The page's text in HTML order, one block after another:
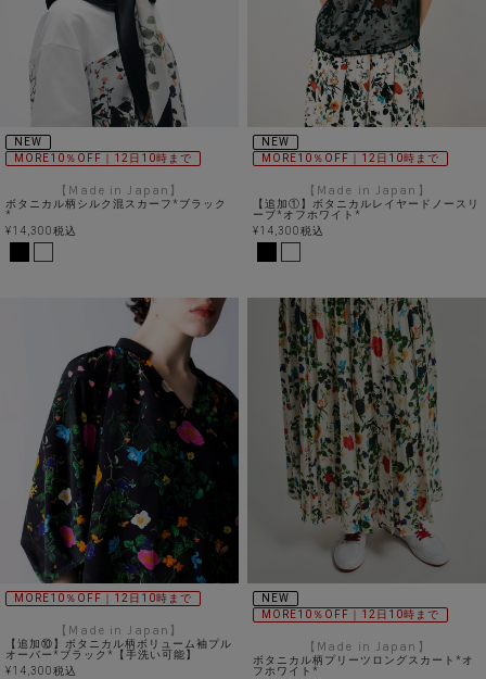
NEW
MORE10％OFF｜12日10時まで
【Made in Japan】
ボタニカル柄シルク混スカーフ*ブラック
*
¥14,300税込
NEW
MORE10％OFF｜12日10時まで
【Made in Japan】
【追加①】ボタニカルレイヤードノースリ
ーブ*オフホワイト*
¥14,300税込
MORE10％OFF｜12日10時まで
【Made in Japan】
【追加⑩】ボタニカル柄ボリューム袖プル
オーバー*ブラック*【手洗い可能】
¥14,300税込
NEW
MORE10％OFF｜12日10時まで
【Made in Japan】
ボタニカル柄プリーツロングスカート*オ
フホワイト*